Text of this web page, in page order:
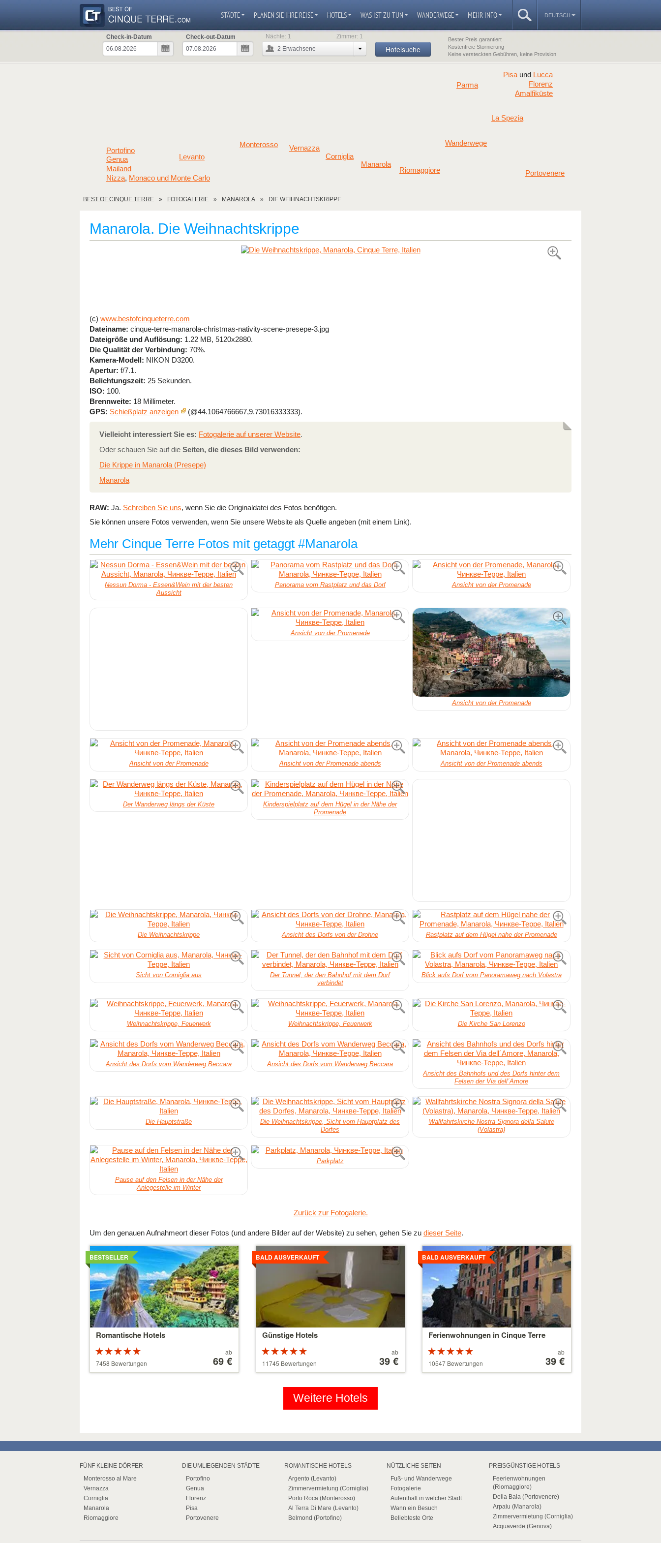
DEUTSCH
STÄDTE PLANEN SIE IHRE REISE HOTELS WAS IST ZU TUN WANDERWEGE MEHR INFO
Check-in-Datum
Check-out-Datum
2 Erwachsene
Nächte: 1 Zimmer: 1
Hotelsuche
Bester Preis garantiert
Kostenfreie Stornierung
Keine versteckten Gebühren, keine Provision
Levanto
Monterosso
Vernazza
Corniglia
Manarola
Riomaggiore Portovenere
La Spezia
Wanderwege
Genua
Mailand
Parma
Pisa und Lucca
Florenz
Nizza, Monaco und Monte Carlo
Amalfiküste
Portofino
BEST OF CINQUE TERRE FOTOGALERIE MANAROLA DIE WEIHNACHTSKRIPPE
Manarola. Die Weihnachtskrippe
(c) www.bestofcinqueterre.com
Dateiname: cinque-terre-manarola-christmas-nativity-scene-presepe-3.jpg
Dateigröße und Auflösung: 1.22 MB, 5120x2880.
Die Qualität der Verbindung: 70%.
Kamera-Modell: NIKON D3200.
Apertur: f/7.1.
Belichtungszeit: 25 Sekunden.
ISO: 100.
Brennweite: 18 Millimeter.
GPS: Schießplatz anzeigen (@44.1064766667,9.73016333333).
Vielleicht interessiert Sie es: Fotogalerie auf unserer Website.
Oder schauen Sie auf die Seiten, die dieses Bild verwenden:
Die Krippe in Manarola (Presepe)
Manarola
RAW: Ja. Schreiben Sie uns, wenn Sie die Originaldatei des Fotos benötigen.
Sie können unsere Fotos verwenden, wenn Sie unsere Website als Quelle angeben (mit einem Link).
Mehr Cinque Terre Fotos mit getaggt #Manarola
Nessun Dorma - Essen&Wein mit der besten
Aussicht
Panorama vom Rastplatz und das Dorf Ansicht von der Promenade
Ansicht von der Promenade
Ansicht von der Promenade
Ansicht von der Promenade Ansicht von der Promenade abends Ansicht von der Promenade abends
Der Wanderweg längs der Küste
Kinderspielplatz auf dem Hügel in der Nähe der
Promenade
Die Weihnachtskrippe Ansicht des Dorfs von der Drohne Rastplatz auf dem Hügel nahe der Promenade
Sicht von Corniglia aus
Der Tunnel, der den Bahnhof mit dem Dorf
verbindet
Blick aufs Dorf vom Panoramaweg nach Volastra
Weihnachtskrippe, Feuerwerk Weihnachtskrippe, Feuerwerk Die Kirche San Lorenzo
Ansicht des Dorfs vom Wanderweg Beccara
Ansicht des Dorfs vom Wanderweg Beccara
Ansicht des Bahnhofs und des Dorfs hinter dem
Felsen der Via dell´Amore
Die Hauptstraße
Die Weihnachtskrippe, Sicht vom Hauptplatz des
Dorfes
Wallfahrtskirche Nostra Signora della Salute
(Volastra)
Pause auf den Felsen in der Nähe der
Anlegestelle im Winter
Parkplatz
Zurück zur Fotogalerie.
Um den genauen Aufnahmeort dieser Fotos (und andere Bilder auf der Website) zu sehen, gehen Sie zu dieser Seite.
Romantische Hotels
BESTSELLER
Sternen
7458 Bewertungen
ab
69 €
Details
ansehen
Günstige Hotels
BALD AUSVERKAUFT
Sternen
11745 Bewertungen
ab
39 €
Details
ansehen
Ferienwohnungen in Cinque Terre
BALD AUSVERKAUFT
Sternen
10547 Bewertungen
ab
39 €
Details
ansehen
Weitere Hotels
FÜNF KLEINE DÖRFER
Monterosso al Mare
Vernazza
Corniglia
Manarola
Riomaggiore
DIE UMLIEGENDEN STÄDTE
Portofino
Genua
Florenz
Pisa
Portovenere
ROMANTISCHE HOTELS
Argento (Levanto)
Zimmervermietung (Corniglia)
Porto Roca (Monterosso)
Al Terra Di Mare (Levanto)
Belmond (Portofino)
NÜTZLICHE SEITEN
Fuß- und Wanderwege
Fotogalerie
Aufenthalt in welcher Stadt
Wann ein Besuch
Beliebteste Orte
PREISGÜNSTIGE HOTELS
Feerienwohnungen
(Riomaggiore)
Della Baia (Portovenere)
Arpaiu (Manarola)
Zimmervermietung (Corniglia)
Acquaverde (Genova)